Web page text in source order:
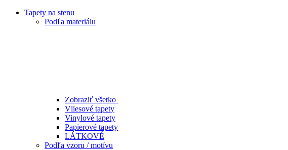
Tapety na stenu
Podľa materiálu
Zobraziť všetko
Vliesové tapety
Vinylové tapety
Papierové tapety
LÁTKOVÉ
Podľa vzoru / motívu